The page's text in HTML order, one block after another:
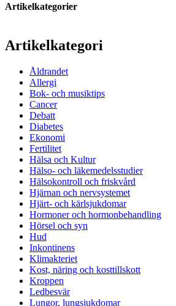
Artikelkategorier
Artikelkategori
Åldrandet
Allergi
Bok- och musiktips
Cancer
Debatt
Diabetes
Ekonomi
Fertilitet
Hälsa och Kultur
Hälso- och läkemedelsstudier
Hälsokontroll och friskvård
Hjärnan och nervsystemet
Hjärt- och kärlsjukdomar
Hormoner och hormonbehandling
Hörsel och syn
Hud
Inkontinens
Klimakteriet
Kost, näring och kosttillskott
Kroppen
Ledbesvär
Lungor, lungsjukdomar